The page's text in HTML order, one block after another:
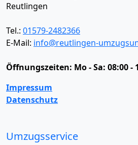
Reutlingen
Tel.: 01579-2482366
E-Mail: info@reutlingen-
Öffnungszeiten: Mo - Sa: 08:00 -
Impressum
Datenschutz
Umzugsservice